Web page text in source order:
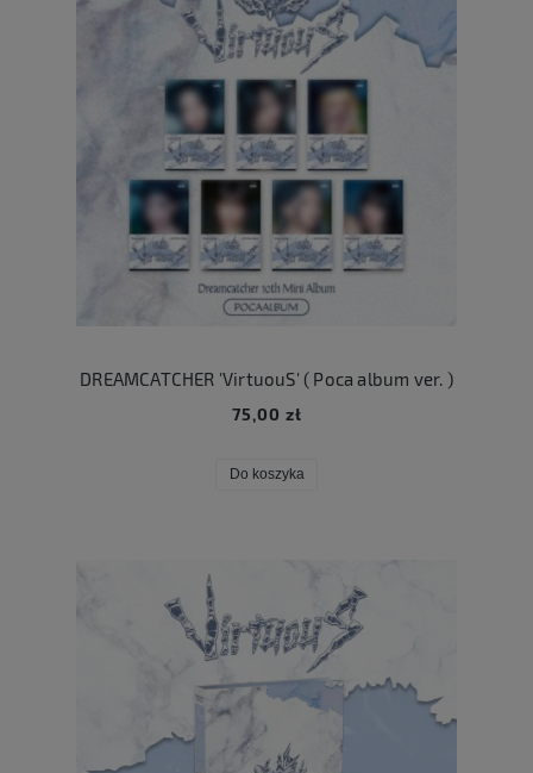
DREAMCATCHER 'VirtuouS' ( Poca album ver. )
75,00 zł
Do koszyka